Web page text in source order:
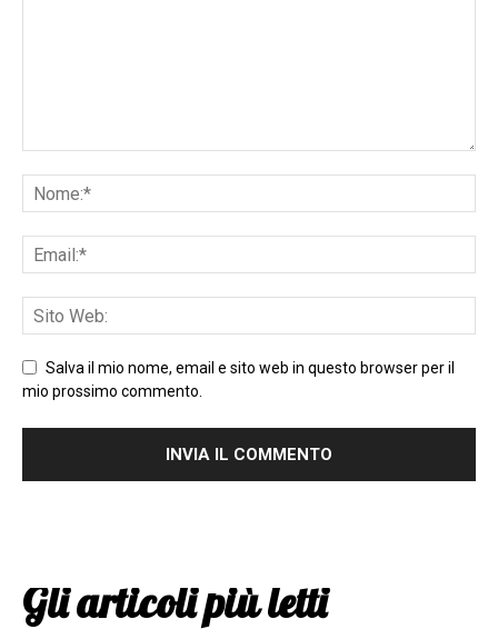
Salva il mio nome, email e sito web in questo browser per il
mio prossimo commento.
Gli articoli più letti